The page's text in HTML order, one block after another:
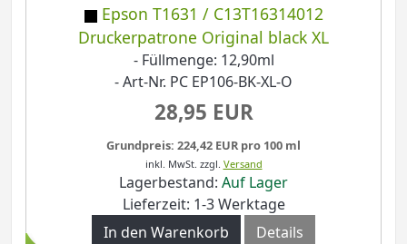
Epson T1631 / C13T16314012
Druckerpatrone Original black XL
- Füllmenge: 12,90ml
- Art-Nr. PC EP106-BK-XL-O
28,95 EUR
Grundpreis: 224,42 EUR pro 100 ml
inkl. MwSt. zzgl. Versand
Lagerbestand: Auf Lager
Lieferzeit: 1-3 Werktage
In den Warenkorb
Details